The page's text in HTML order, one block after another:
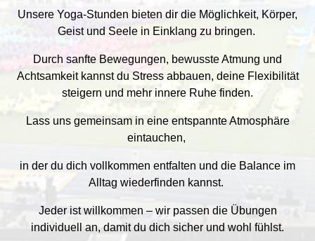
Unsere Yoga-Stunden bieten dir die Möglichkeit, Körper,
Geist und Seele in Einklang zu bringen.
Durch sanfte Bewegungen, bewusste Atmung und
Achtsamkeit kannst du Stress abbauen, deine Flexibilität
steigern und mehr innere Ruhe finden.
Lass uns gemeinsam in eine entspannte Atmosphäre
eintauchen,
in der du dich vollkommen entfalten und die Balance im
Alltag wiederfinden kannst.
Jeder ist willkommen – wir passen die Übungen
individuell an, damit du dich sicher und wohl fühlst.